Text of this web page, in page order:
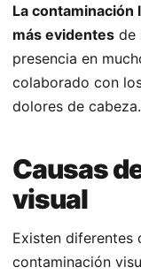
La contaminación
más evidentes de
presencia en
colaborado con
dolores de cabeza.
Causas
visual
Existen diferentes
contaminación